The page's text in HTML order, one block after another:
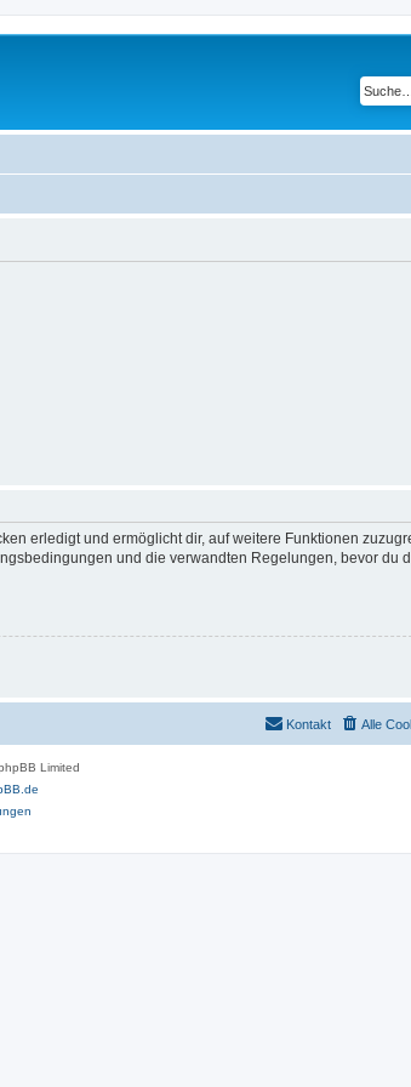
erledigt und ermöglicht dir, auf weitere Funktionen
und die verwandten Regelungen, bevor du
Alle
Kontakt
Limited